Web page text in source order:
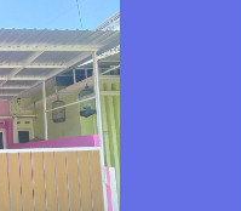
Pintar
rumahnya dengan